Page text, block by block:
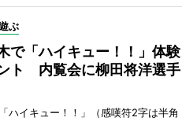
ぶ
で「ハイキュー！！」体験
ト 内覧会に柳田将洋選手
ハイキュー！！」（感嘆符2字は半角